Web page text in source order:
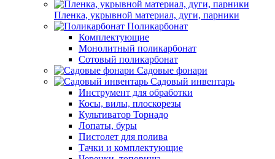
Пленка, укрывной материал, дуги, парники
Поликарбонат
Комплектующие
Монолитный поликарбонат
Сотовый поликарбонат
Садовые фонари
Садовый инвентарь
Инструмент для обработки
Косы, вилы, плоскорезы
Культиватор Торнадо
Лопаты, буры
Пистолет для полива
Тачки и комплектующие